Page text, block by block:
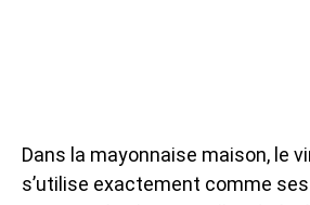
Dans la mayonnaise maison, le
s’utilise exactement comme